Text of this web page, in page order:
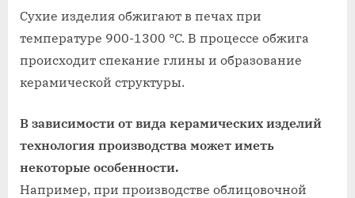
Сухие изделия обжигают в печах при
температуре 900-1300 °C. В процессе обжига
происходит спекание глины и образование
керамической структуры.
В зависимости от вида керамических изделий
технология производства может иметь
некоторые особенности.
Например, при производстве облицовочной